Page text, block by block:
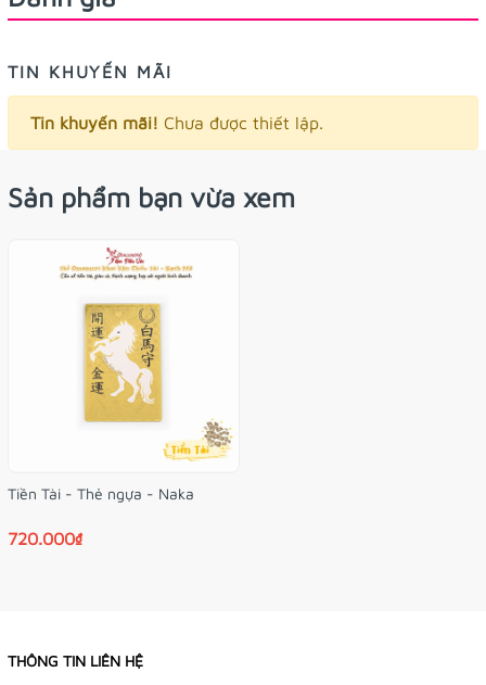
điện thoại
TIN KHUYẾN MÃI
Tin khuyến mãi! Chưa được thiết lập.
Sản phẩm bạn vừa xem
Tiền Tài - Thẻ ngựa - Naka
720.000₫
THÔNG TIN LIÊN HỆ